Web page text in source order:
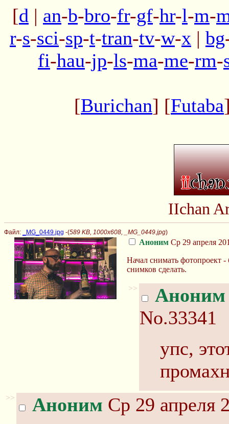
[d | an-b-bro-fr-gf-hr-l-m-
r-s-sci-sp-t-tran-tv-w-x | bg
fi-hau-jp-ls-ma-me-rm-
[Burichan] [Futaba
IIchan
Файл: _MG_0449.jpg -(589 KB, 1000x608, _MG_0449.jpg)
Аноним Ср 29 апреля
Начал снимать фотопроект
снимков сделать.
>> Аноним
No.33341
упс,
>> Аноним Ср 29 апреля